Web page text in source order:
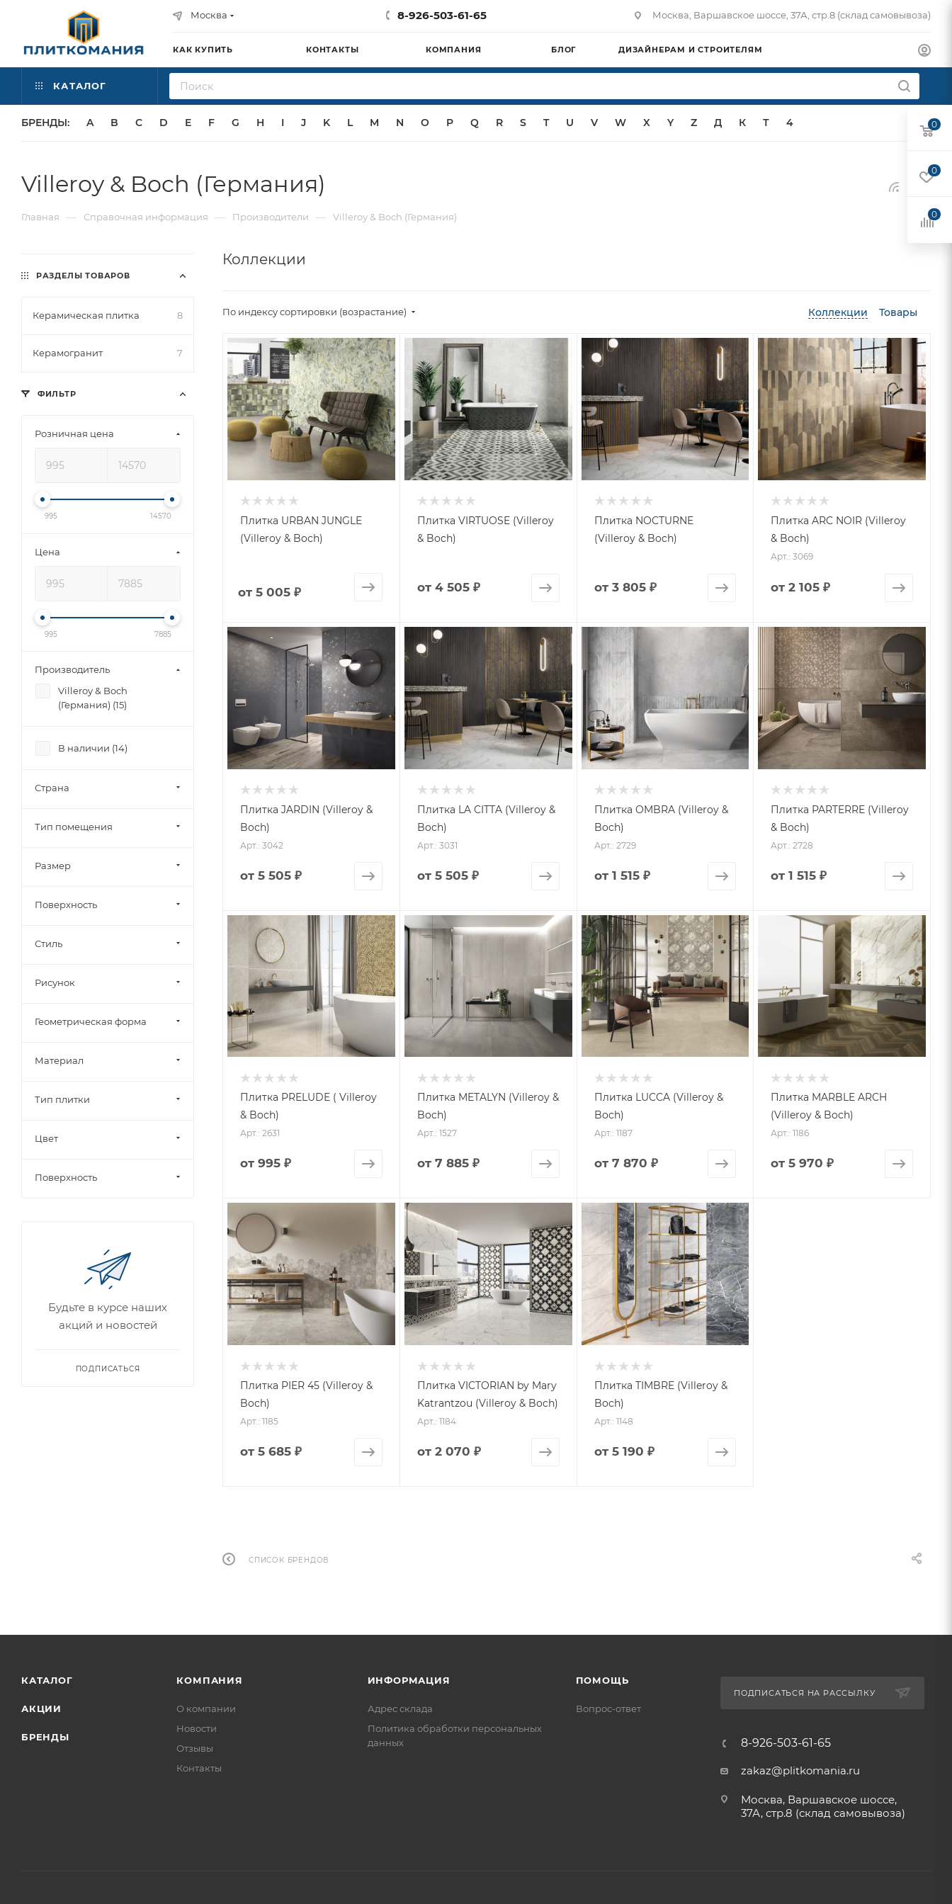
Москва 8-926-503-61-65 Москва, Варшавское шоссе, 37А, стр.8 (склад самовывоза)
КАК КУПИТЬ КОНТАКТЫ КОМПАНИЯ БЛОГ ДИЗАЙНЕРАМ И СТРОИТЕЛЯМ
КАТАЛОГ
БРЕНДЫ: A B C D E F G H I J K L M N O P Q R S T U V W X Y Z Д К Т 4
Villeroy & Boch (Германия)
Главная — Справочная информация — Производители — Villeroy & Boch (Германия)
Коллекции
По индексу сортировки (возрастание) Коллекции Товары
Плитка URBAN JUNGLE
(Villeroy & Boch)
от 5 005 ₽
Плитка VIRTUOSE (Villeroy
& Boch)
от 4 505 ₽
Плитка NOCTURNE
(Villeroy & Boch)
от 3 805 ₽
Плитка ARC NOIR (Villeroy
& Boch)
Арт.: 3069
от2 105 ₽
Плитка JARDIN (Villeroy &
Boch)
Арт.: 3042
от 5 505 ₽
Плитка LA CITTA (Villeroy &
Boch)
Арт.: 3031
от 5 505 ₽
Плитка OMBRA (Villeroy &
Boch)
Арт.: 2729
от 1 515 ₽
Плитка PARTERRE (Villeroy
& Boch)
Арт.: 2728
от1 515 ₽
Плитка PRELUDE ( Villeroy
& Boch)
Арт.: 2631
от 995 ₽
Плитка METALYN (Villeroy &
Boch)
Арт.: 1527
от 7 885 ₽
Плитка LUCCA (Villeroy &
Boch)
Арт.: 1187
от 7 870 ₽
Плитка MARBLE ARCH
(Villeroy & Boch)
Арт.: 1186
от5 970 ₽
Плитка PIER 45 (Villeroy &
Boch)
Арт.: 1185
от 5 685 ₽
Плитка VICTORIAN by Mary
Katrantzou (Villeroy & Boch)
Арт.: 1184
от 2 070 ₽
Плитка TIMBRE (Villeroy &
Boch)
Арт.: 1148
от 5 190 ₽
СПИСОК БРЕНДОВ
РАЗДЕЛЫ ТОВАРОВ
Керамическая плитка 8
Керамогранит 7
ФИЛЬТР
Розничная цена
995 14570
Цена
995 7885
Производитель
Villeroy & Boch
(Германия) (15)
В наличии (14)
Страна
Тип помещения
Размер
Поверхность
Стиль
Рисунок
Геометрическая форма
Материал
Тип плитки
Цвет
Поверхность
Будьте в курсе наших
акций и новостей
ПОДПИСАТЬСЯ
КАТАЛОГ
АКЦИИ
БРЕНДЫ
КОМПАНИЯ
О компании
Новости
Отзывы
Контакты
ИНФОРМАЦИЯ
Адрес склада
Политика обработки персональных
данных
ПОМОЩЬ
Вопрос-ответ
ПОДПИСАТЬСЯ НА РАССЫЛКУ
8-926-503-61-65
zakaz@plitkomania.ru
Москва, Варшавское шоссе,
37А, стр.8 (склад самовывоза)
0
0
0